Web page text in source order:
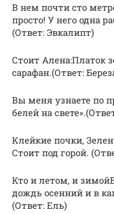
В нем почти сто
просто! У него одна
(Ответ: Эвкалипт)
Стоит Алена:Платок
сарафан.(Ответ:
Вы меня узнаете по
белей на
Клейкие почки,
Стоит под горой.
Кто и летом, и
дождь осенний и в
(Ответ: Ель)